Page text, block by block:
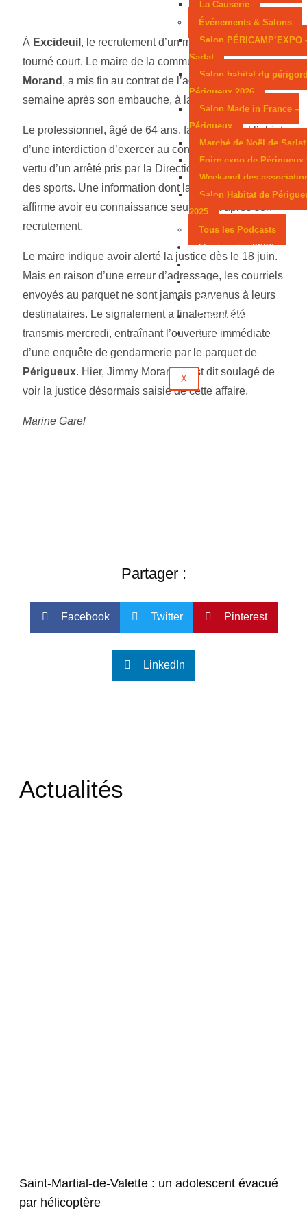
La Causerie
Événements & Salons
Salon PÉRICAMP’EXPO
Sarlat
Salon habitat du
Périgueux 2026
Salon Made in France –
Périgueux
Marché de Noël de Sarlat
Foire expo de Périgueux
Week-end des
Salon Habitat de
2025
Tous les Podcasts
Municipales 2026
Partenaires
Emploi
Évènements
Contact
X
À Excideuil , le recrutement d’un maître-nageur a
tourné court. Le maire de la commune,Jimmy
Morand , a mis fin au contrat de l’agent moins d’une
semaine après son embauche, à la mi-juin.
Le professionnel, âgé de 64 ans, faisait en effet l’objet
d’une interdiction d’exercer au contact de mineurs, en
vertu d’un arrêté pris par la Direction de la jeunesse et
des sports. Une information dont la municipalité
affirme avoir eu connaissance seulement après son
recrutement.
Le maire indique avoir alerté la justice dès le 18 juin.
Mais en raison d’une erreur d’adressage, les courriels
envoyés au parquet ne sont jamais parvenus à leurs
destinataires. Le signalement a finalement été
transmis mercredi, entraînant l’ouverture immédiate
d’une enquête de gendarmerie par le parquet de
Périgueux. Hier, Jimmy Morand s’est dit soulagé de
voir la justice désormais saisie de cette affaire.
Marine Garel
Partager :
Facebook Twitter Pinterest
LinkedIn
Actualités
Saint-Martial-de-Valette : un adolescent évacué
par hélicoptère